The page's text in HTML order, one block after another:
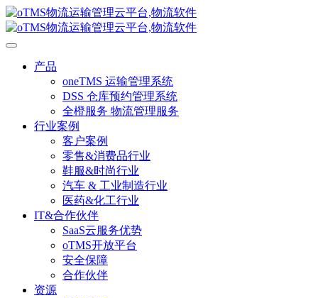
产品
oneTMS 运输管理系统
DSS 仓库预约管理系统
全橙服务 物流管理服务
行业案例
客户案例
零售&消费品行业
鞋服&时尚行业
汽车 & 工业制造行业
医药&化工行业
IT&合作伙伴
SaaS云服务优势
oTMS开放平台
安全保障
合作伙伴
资源